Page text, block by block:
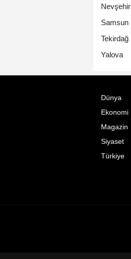
Nevşehir
Samsun
Tekirdağ
Yalova
Dünya
Ekonomi
Magazin
Siyaset
Türkiye